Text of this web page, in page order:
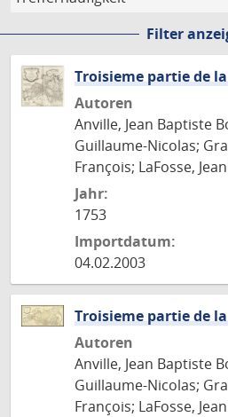
Filter
Troisieme partie de
Autoren
Anville, Jean Baptiste
Guillaume-Nicolas;
François; LaFosse,
Jahr:
1753
Importdatum:
04.02.2003
Troisieme partie de
Autoren
Anville, Jean Baptiste
Guillaume-Nicolas;
François; LaFosse,